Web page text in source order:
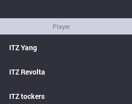
Player
ITZYang
ITZ Revolta
ITZtockers